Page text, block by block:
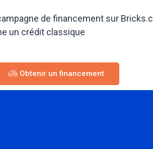
de financement sur
un crédit classique
Obtenir un financement